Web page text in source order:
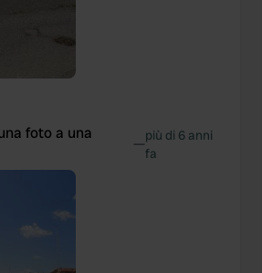
foto a una
—più di 6 anni
fa